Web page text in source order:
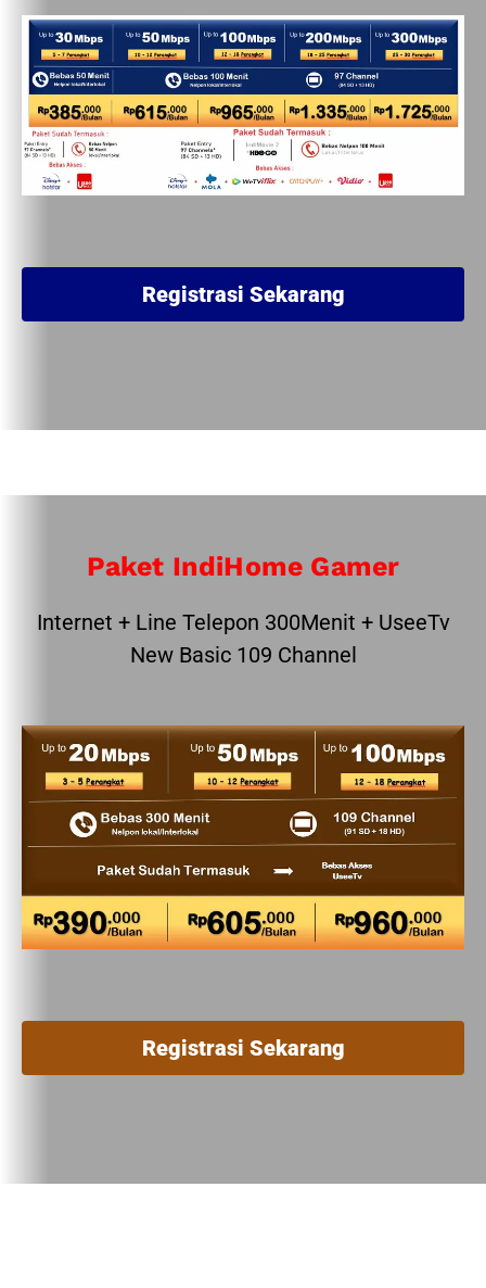
Registrasi Sekarang
Paket IndiHome Gamer
Internet + Line Telepon 300Menit + UseeTv
New Basic 109 Channel
Registrasi Sekarang